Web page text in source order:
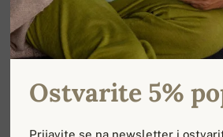
Ostvarite 5%